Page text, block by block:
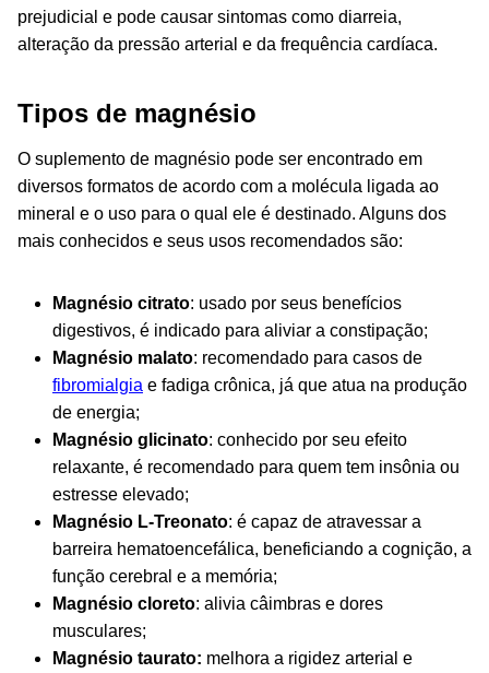
prejudicial e pode causar sintomas como diarreia,
alteração da pressão arterial e da frequência cardíaca.
Tipos de magnésio
O suplemento de magnésio pode ser encontrado em
diversos formatos de acordo com a molécula ligada ao
mineral e o uso para o qual ele é destinado. Alguns dos
mais conhecidos e seus usos recomendados são:
Magnésio citrato: usado por seus benefícios
digestivos, é indicado para aliviar a constipação;
Magnésio malato: recomendado para casos de
fibromialgia e fadiga crônica, já que atua na produção
de energia;
Magnésio glicinato: conhecido por seu efeito
relaxante, é recomendado para quem tem insônia ou
estresse elevado;
Magnésio L-Treonato: é capaz de atravessar a
barreira hematoencefálica, beneficiando a cognição, a
função cerebral e a memória;
Magnésio cloreto: alivia câimbras e dores
musculares;
Magnésio taurato: melhora a rigidez arterial e